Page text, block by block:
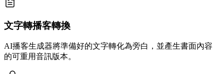
文字轉播客轉換
AI播客生成器將準備好的文字轉化為旁白，並產生書面內容
的可重用音訊版本。